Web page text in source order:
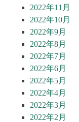
2022年11月
2022年10月
2022年9月
2022年8月
2022年7月
2022年6月
2022年5月
2022年4月
2022年3月
2022年2月